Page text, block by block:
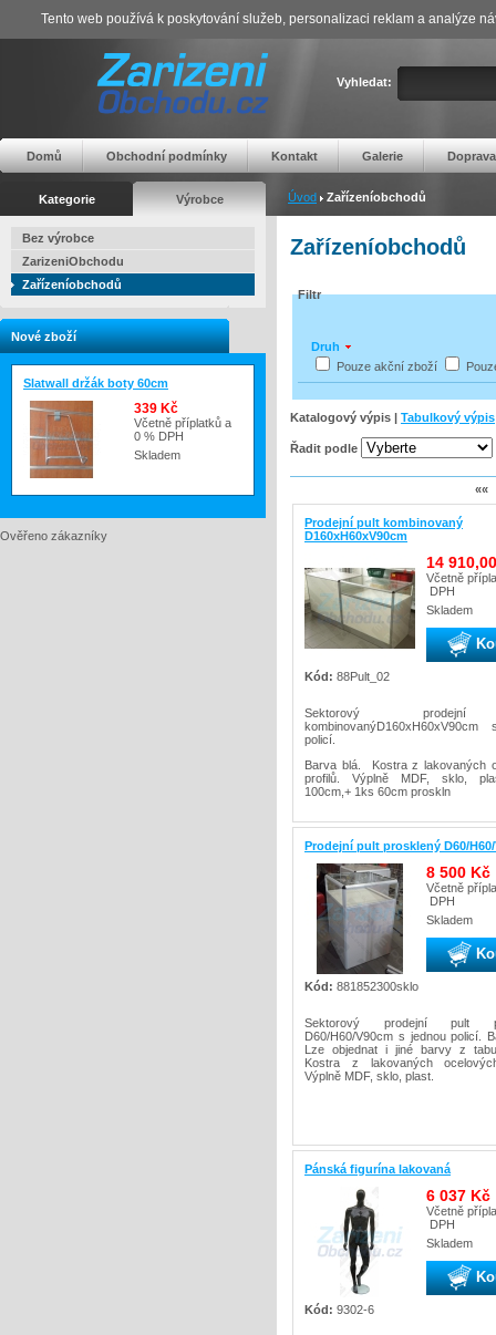
Vyhledat:
Domů Obchodní podmínky Kontakt Galerie Doprava
Kategorie Výrobce Úvod Zařízeníobchodů
Bez výrobce
ZarizeniObchodu
Zařízeníobchodů
Nové zboží
Slatwall držák boty 60cm
339 Kč
Včetně příplatků a
0 % DPH
Skladem
Ověřeno zákazníky
Zařízeníobchodů
Filtr
Druh
Pouze akční zboží
Katalogový výpis | Tabulkový výpis
Řadit podle
««
Prodejní pult kombinovaný
D160xH60xV90cm
14
Včetně
DPH
Skladem
Kód: 88Pult_02
Sektorový
policí.
Barva blá. Kostra z lakovaných
profilů. Výplně MDF, sklo,
100cm,+ 1ks 60cm proskln
Prodejní pult prosklený D60/H60/
8 500 Kč
Včetně
DPH
Skladem
Kód: 881852300sklo
Sektorový prodejní pult
D60/H60/V90cm s jednou policí.
Lze objednat i jiné barvy z
Kostra z lakovaných
Výplně MDF, sklo, plast.
Pánská figurína lakovaná
6 037 Kč
Včetně
DPH
Skladem
Kód: 9302-6
Tento web používá k poskytování služeb, personalizaci reklam a analýze